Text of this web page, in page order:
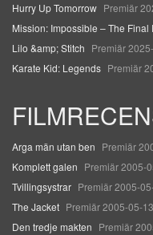
Hurry Up Tomorrow Premiär
Mission: Impossible – The Final
Lilo &amp; Stitch Premiär
Karate Kid: Legends Premiär
Arga män utan ben Premiär
Komplett galen Premiär 2005-
Tvillingsystrar Premiär 2005-
The Jacket Premiär 2005-05-13
Den tredje makten Premiär